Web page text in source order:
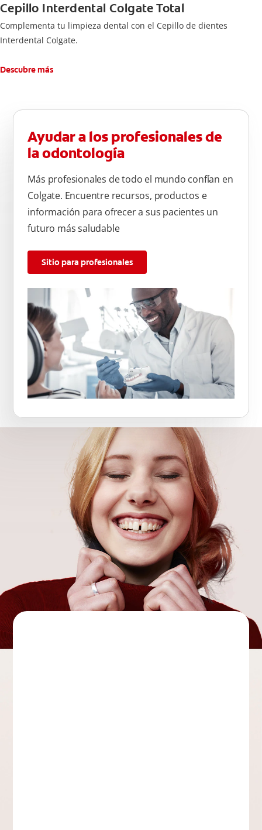
Cepillo Interdental Colgate Total
Complementa tu limpieza dental con el Cepillo de dientes
Interdental Colgate.
Descubre más
Ayudar a los profesionales de
la odontología
Más profesionales de todo el mundo confían en
Colgate. Encuentre recursos, productos e
información para ofrecer a sus pacientes un
futuro más saludable
Sitio para profesionales